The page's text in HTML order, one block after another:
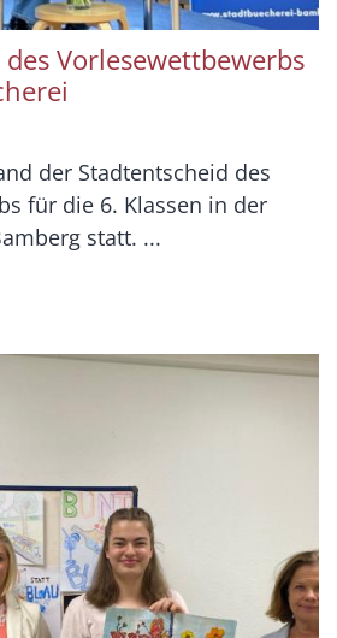
Vorlesewettbewerbs
der Stadtentscheid des
für die 6. Klassen in der
statt. ...